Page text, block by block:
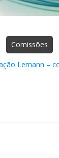
Comissões
Lemann –